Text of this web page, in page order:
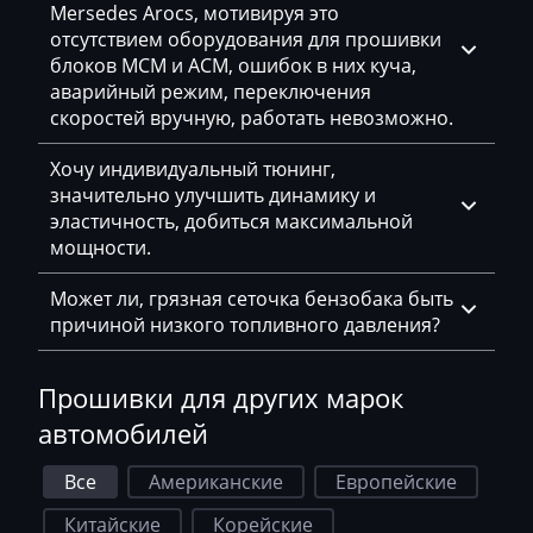
Hafei
Haima
Hamm
Hatz
Haval
Hawtai
Hidromek
Higer
Hitachi
Honda
Hongqi
Mersedes Arocs, мотивируя это
отсутствием оборудования для прошивки
блоков MCM и ACM, ошибок в них куча,
аварийный режим, переключения
скоростей вручную, работать невозможно.
Хочу индивидуальный тюнинг,
значительно улучшить динамику и
эластичность, добиться максимальной
мощности.
Может ли, грязная сеточка бензобака быть
причиной низкого топливного давления?
Прошивки для других марок
автомобилей
Все Американские
Европейские
Китайские
Корейские